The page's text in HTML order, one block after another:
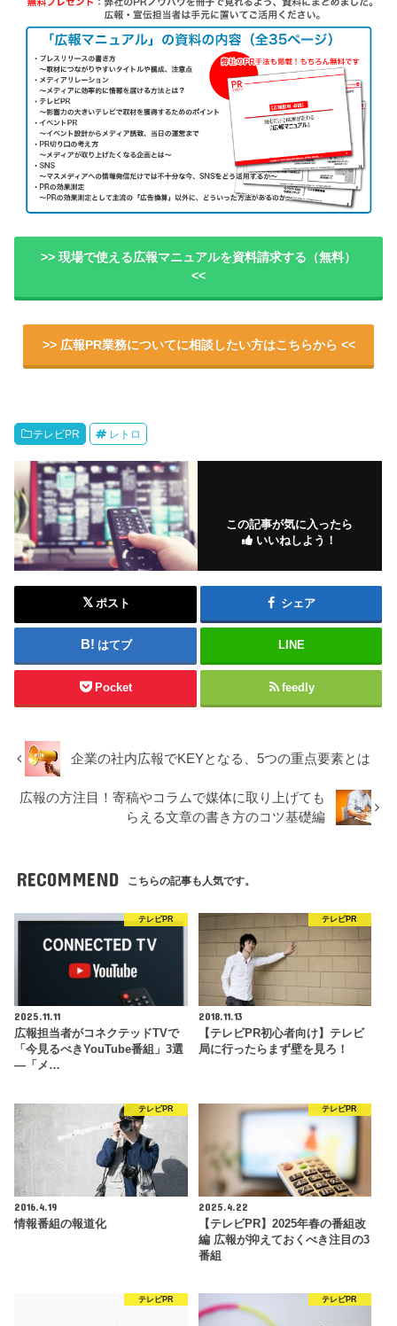
>> 現場で使える広報マニュアルを資料請求する（無料）
<<
>> 広報PR業務についてに相談したい方はこちらから <<
テレビPR レトロ
この記事が気に入ったら
いいねしよう！
ポスト シェア
はてブ LINE
Pocket feedly
企業の社内広報でKEYとなる、5つの重点要素とは
広報の方注目！寄稿やコラムで媒体に取り上げても
らえる文章の書き方のコツ基礎編
RECOMMEND こちらの記事も人気です。
テレビPR
2025.11.11
広報担当者がコネクテッドTVで
「今見るべきYouTube番組」3選
―「メ…
テレビPR
2018.11.13
【テレビPR初心者向け】テレビ
局に行ったらまず壁を見ろ！
テレビPR
2016.4.19
情報番組の報道化
テレビPR
2025.4.22
【テレビPR】2025年春の番組改
編 広報が抑えておくべき注目の3
番組
テレビPR テレビPR